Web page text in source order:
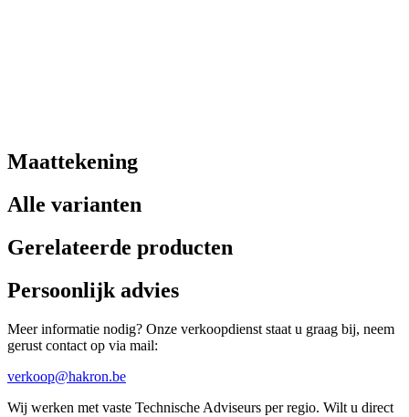
Maattekening
Alle varianten
Gerelateerde producten
Persoonlijk advies
Meer informatie nodig? Onze verkoopdienst staat u graag bij, neem
gerust contact op via mail:
verkoop@hakron.be
Wij werken met vaste Technische Adviseurs per regio. Wilt u direct